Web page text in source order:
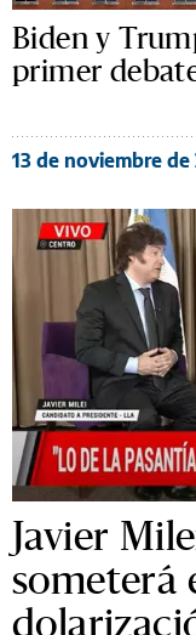
Biden y
primer
13 de noviembre de
Javier
someterá